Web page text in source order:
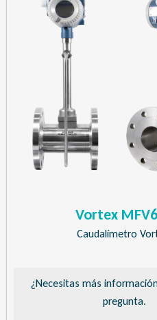
Vortex
Caudalímetro
¿Necesitas más
pregunta.